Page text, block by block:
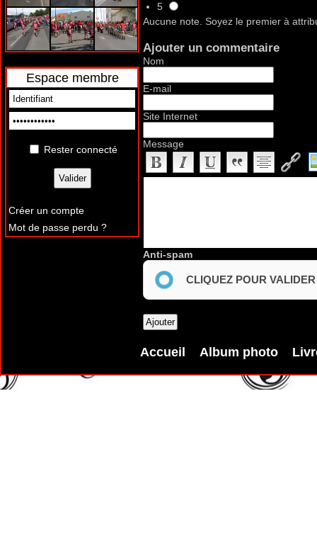
Espace membre
Rester connecté
Créer un compte
Mot de passe perdu ?
5
Aucune note. Soyez le premier à
Ajouter un commentaire
Nom
E-mail
Site Internet
Message
Anti-spam
CLIQUEZ POUR VALIDER
Accueil Album photo